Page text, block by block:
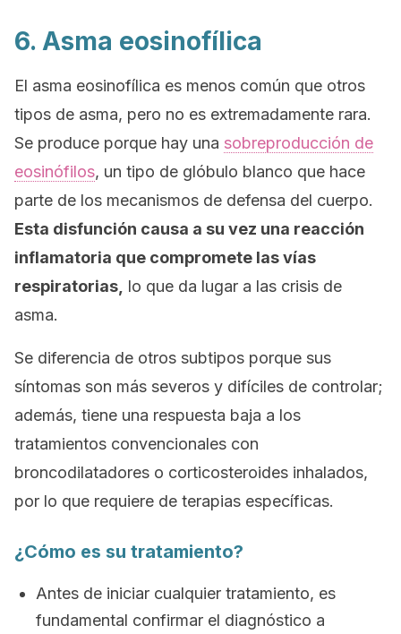
6. Asma eosinofílica
El asma eosinofílica es menos común que otros
tipos de asma, pero no es extremadamente rara.
Se produce porque hay una sobreproducción de
eosinófilos, un tipo de glóbulo blanco que hace
parte de los mecanismos de defensa del cuerpo.
Esta disfunción causa a su vez una reacción
inflamatoria que compromete las vías
respiratorias, lo que da lugar a las crisis de
asma.
Se diferencia de otros subtipos porque sus
síntomas son más severos y difíciles de controlar;
además, tiene una respuesta baja a los
tratamientos convencionales con
broncodilatadores o corticosteroides inhalados,
por lo que requiere de terapias específicas.
¿Cómo es su tratamiento?
Antes de iniciar cualquier tratamiento, es
fundamental confirmar el diagnóstico a